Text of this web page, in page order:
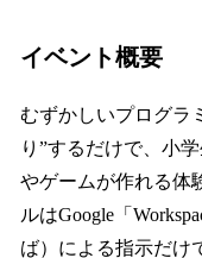
イベント概要
むずかしいプログラ
り”するだけで、小
やゲームが作れる体
ルはGoogle「
ば）による指示だけ